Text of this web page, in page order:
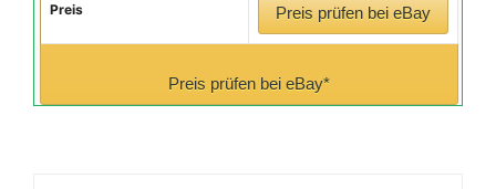
Preis Preis prüfen bei eBay
Preis prüfen bei eBay*